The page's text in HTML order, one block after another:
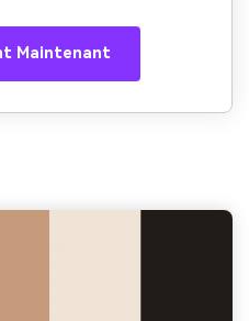
Maintenant